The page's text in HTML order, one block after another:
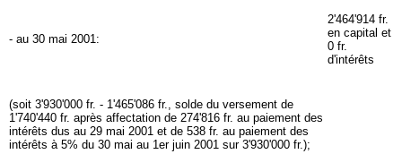
- au 30 mai 2001:
2'464'914 fr.
en capital et
0 fr.
d'intérêts
(soit 3'930'000 fr. - 1'465'086 fr., solde du versement de
1'740'440 fr. après affectation de 274'816 fr. au paiement des
intérêts dus au 29 mai 2001 et de 538 fr. au paiement des
intérêts à 5% du 30 mai au 1er juin 2001 sur 3'930'000 fr.);